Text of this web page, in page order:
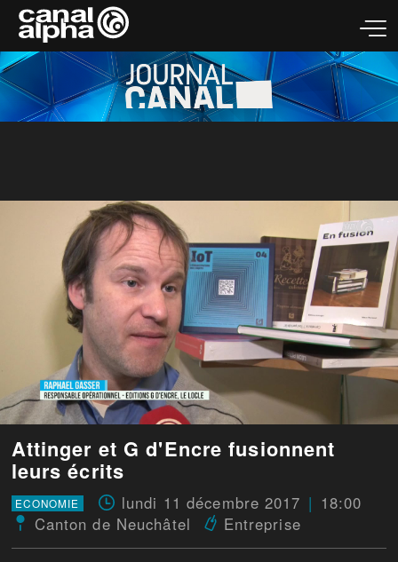
Attinger et G d'Encre fusionnent
leurs écrits
ECONOMIE lundi 11 décembre 2017
18:00
Canton de Neuchâtel
Entreprise